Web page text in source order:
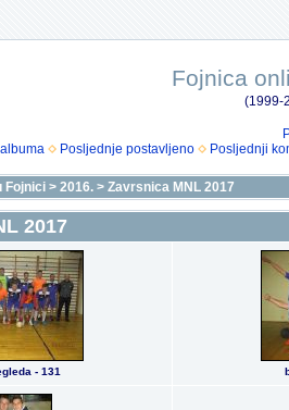
Fojnica
(1999-
Posljednje postavljeno Posljednji
Fojnici > 2016. > Zavrsnica MNL 2017
2017
- 131